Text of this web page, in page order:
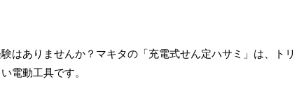
はありませんか？マキタの「充電式せん定ハサミ」は、トリ
電動工具です。